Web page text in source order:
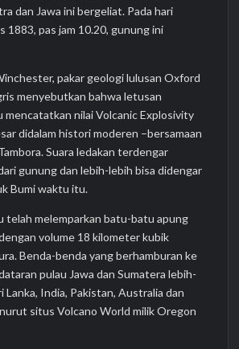
dan Jawa ini bergeliat. Pada hari
1883, pas jam 10.20, gunung ini
pakar geologi lulusan Oxford
menyebutkan bahwa letusan
mencatatkan nilai Volcanic Explosivity
didalam histori moderen –bersamaan
Suara ledakan terdengar
gunung dan lebih-lebih bisa didengar
Bumi waktu itu.
telah melemparkan batu-batu apung
volume 18 kilometer kubik
Benda-benda yang berhamburan ke
pulau Jawa dan Sumatera lebih-
Lanka, India, Pakistan, Australia dan
situs Volcano World milik Oregon